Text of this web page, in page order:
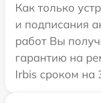
Как только
и подписания
работ Вы
гарантию на
Irbis сроком на